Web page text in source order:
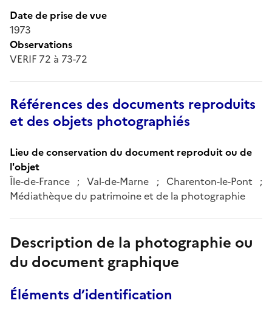
Date de prise de vue
1973
Observations
VERIF 72 à 73-72
Références des documents reproduits
et des objets photographiés
Lieu de conservation du document reproduit ou de
l'objet
Île-de-France ; Val-de-Marne ; Charenton-le-Pont ;
Médiathèque du patrimoine et de la photographie
Description de la photographie ou
du document graphique
Éléments d’identification